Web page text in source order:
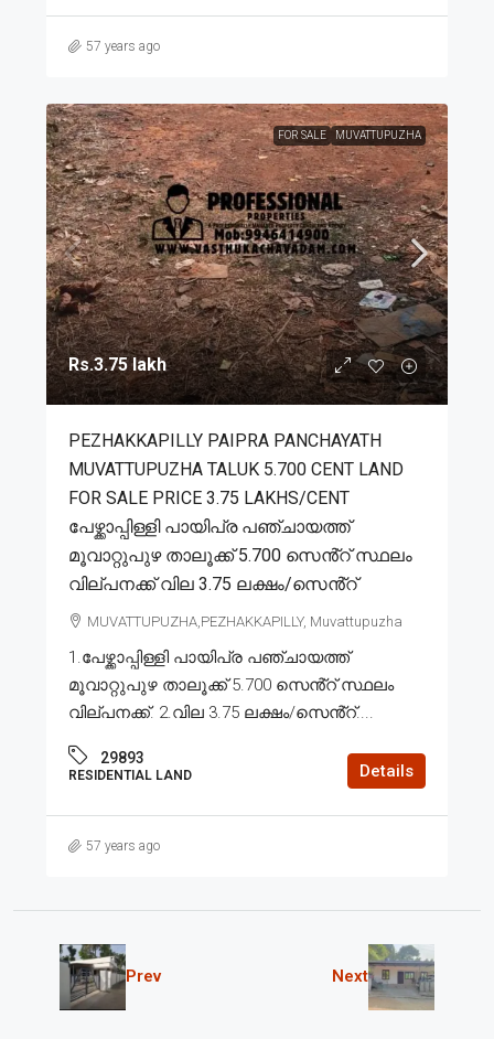
57 years ago
FOR SALE MUVATTUPUZHA
Rs.3.75 lakh
PEZHAKKAPILLY PAIPRA PANCHAYATH
MUVATTUPUZHA TALUK 5.700 CENT LAND
FOR SALE PRICE 3.75 LAKHS/CENT
പേഴ്ക്കാപ്പിള്ളി പായിപ്ര പഞ്ചായത്ത്
മൂവാറ്റുപുഴ താലൂക്ക് 5.700 സെൻ്റ് സ്ഥലം
വില്പനക്ക് വില 3.75 ലക്ഷം/സെൻ്റ്
MUVATTUPUZHA,PEZHAKKAPILLY, Muvattupuzha
1.പേഴ്ക്കാപ്പിള്ളി പായിപ്ര പഞ്ചായത്ത്
മൂവാറ്റുപുഴ താലൂക്ക് 5.700 സെൻ്റ് സ്ഥലം
വില്പനക്ക്. 2.വില 3.75 ലക്ഷം/സെൻ്റ്....
29893
RESIDENTIAL LAND Details
57 years ago
Prev Next